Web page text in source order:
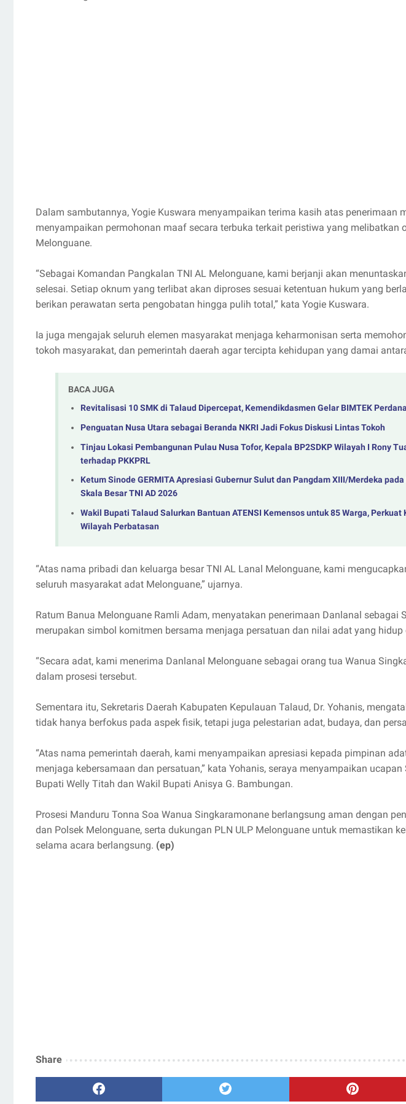
Dalam sambutannya, Yogie Kuswara menyampaikan terima kasih atas penerimaan
menyampaikan permohonan maaf secara terbuka terkait peristiwa yang melibatkan
Melonguane.
“Sebagai Komandan Pangkalan TNI AL Melonguane, kami berjanji akan
selesai. Setiap oknum yang terlibat akan diproses sesuai ketentuan hukum yang
berikan perawatan serta pengobatan hingga pulih total,” kata Yogie Kuswara.
Ia juga mengajak seluruh elemen masyarakat menjaga keharmonisan serta
tokoh masyarakat, dan pemerintah daerah agar tercipta kehidupan yang damai
BACA JUGA
Revitalisasi 10 SMK di Talaud Dipercepat, Kemendikdasmen Gelar BIMTEK
Penguatan Nusa Utara sebagai Beranda NKRI Jadi Fokus Diskusi Lintas Tokoh
Tinjau Lokasi Pembangunan Pulau Nusa Tofor, Kepala BP2SDKP Wilayah I Rony
terhadap PKKPRL
Ketum Sinode GERMITA Apresiasi Gubernur Sulut dan Pangdam XIII/Merdeka
Skala Besar TNI AD 2026
Wakil Bupati Talaud Salurkan Bantuan ATENSI Kemensos untuk 85 Warga,
Wilayah Perbatasan
“Atas nama pribadi dan keluarga besar TNI AL Lanal Melonguane, kami
seluruh masyarakat adat Melonguane,” ujarnya.
Ratum Banua Melonguane Ramli Adam, menyatakan penerimaan Danlanal sebagai
merupakan simbol komitmen bersama menjaga persatuan dan nilai adat yang hidup
“Secara adat, kami menerima Danlanal Melonguane sebagai orang tua Wanua
dalam prosesi tersebut.
Sementara itu, Sekretaris Daerah Kabupaten Kepulauan Talaud, Dr. Yohanis,
tidak hanya berfokus pada aspek fisik, tetapi juga pelestarian adat, budaya, dan
“Atas nama pemerintah daerah, kami menyampaikan apresiasi kepada pimpinan
menjaga kebersamaan dan persatuan,” kata Yohanis, seraya menyampaikan
Bupati Welly Titah dan Wakil Bupati Anisya G. Bambungan.
Prosesi Manduru Tonna Soa Wanua Singkaramonane berlangsung aman dengan
dan Polsek Melonguane, serta dukungan PLN ULP Melonguane untuk memastikan
selama acara berlangsung. (ep)
Share